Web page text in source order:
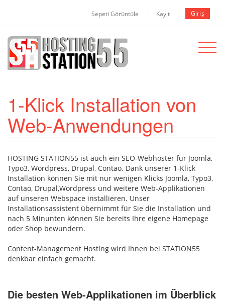
Sepeti Görüntüle Kayıt Giriş
Toggle
1-Klick Installation von
Web-Anwendungen
HOSTING STATION55 ist auch ein SEO-Webhoster für Joomla,
Typo3, Wordpress, Drupal, Contao. Dank unserer 1-Klick
Installation können Sie mit nur wenigen Klicks Joomla, Typo3,
Contao, Drupal,Wordpress und weitere Web-Applikationen
auf unseren Webspace installieren. Unser
Installationsassistent übernimmt für Sie die Installation und
nach 5 Minunten können Sie bereits Ihre eigene Homepage
oder Shop bewundern.
Content-Management Hosting wird Ihnen bei STATION55
denkbar einfach gemacht.
Die besten Web-Applikationen im Überblick